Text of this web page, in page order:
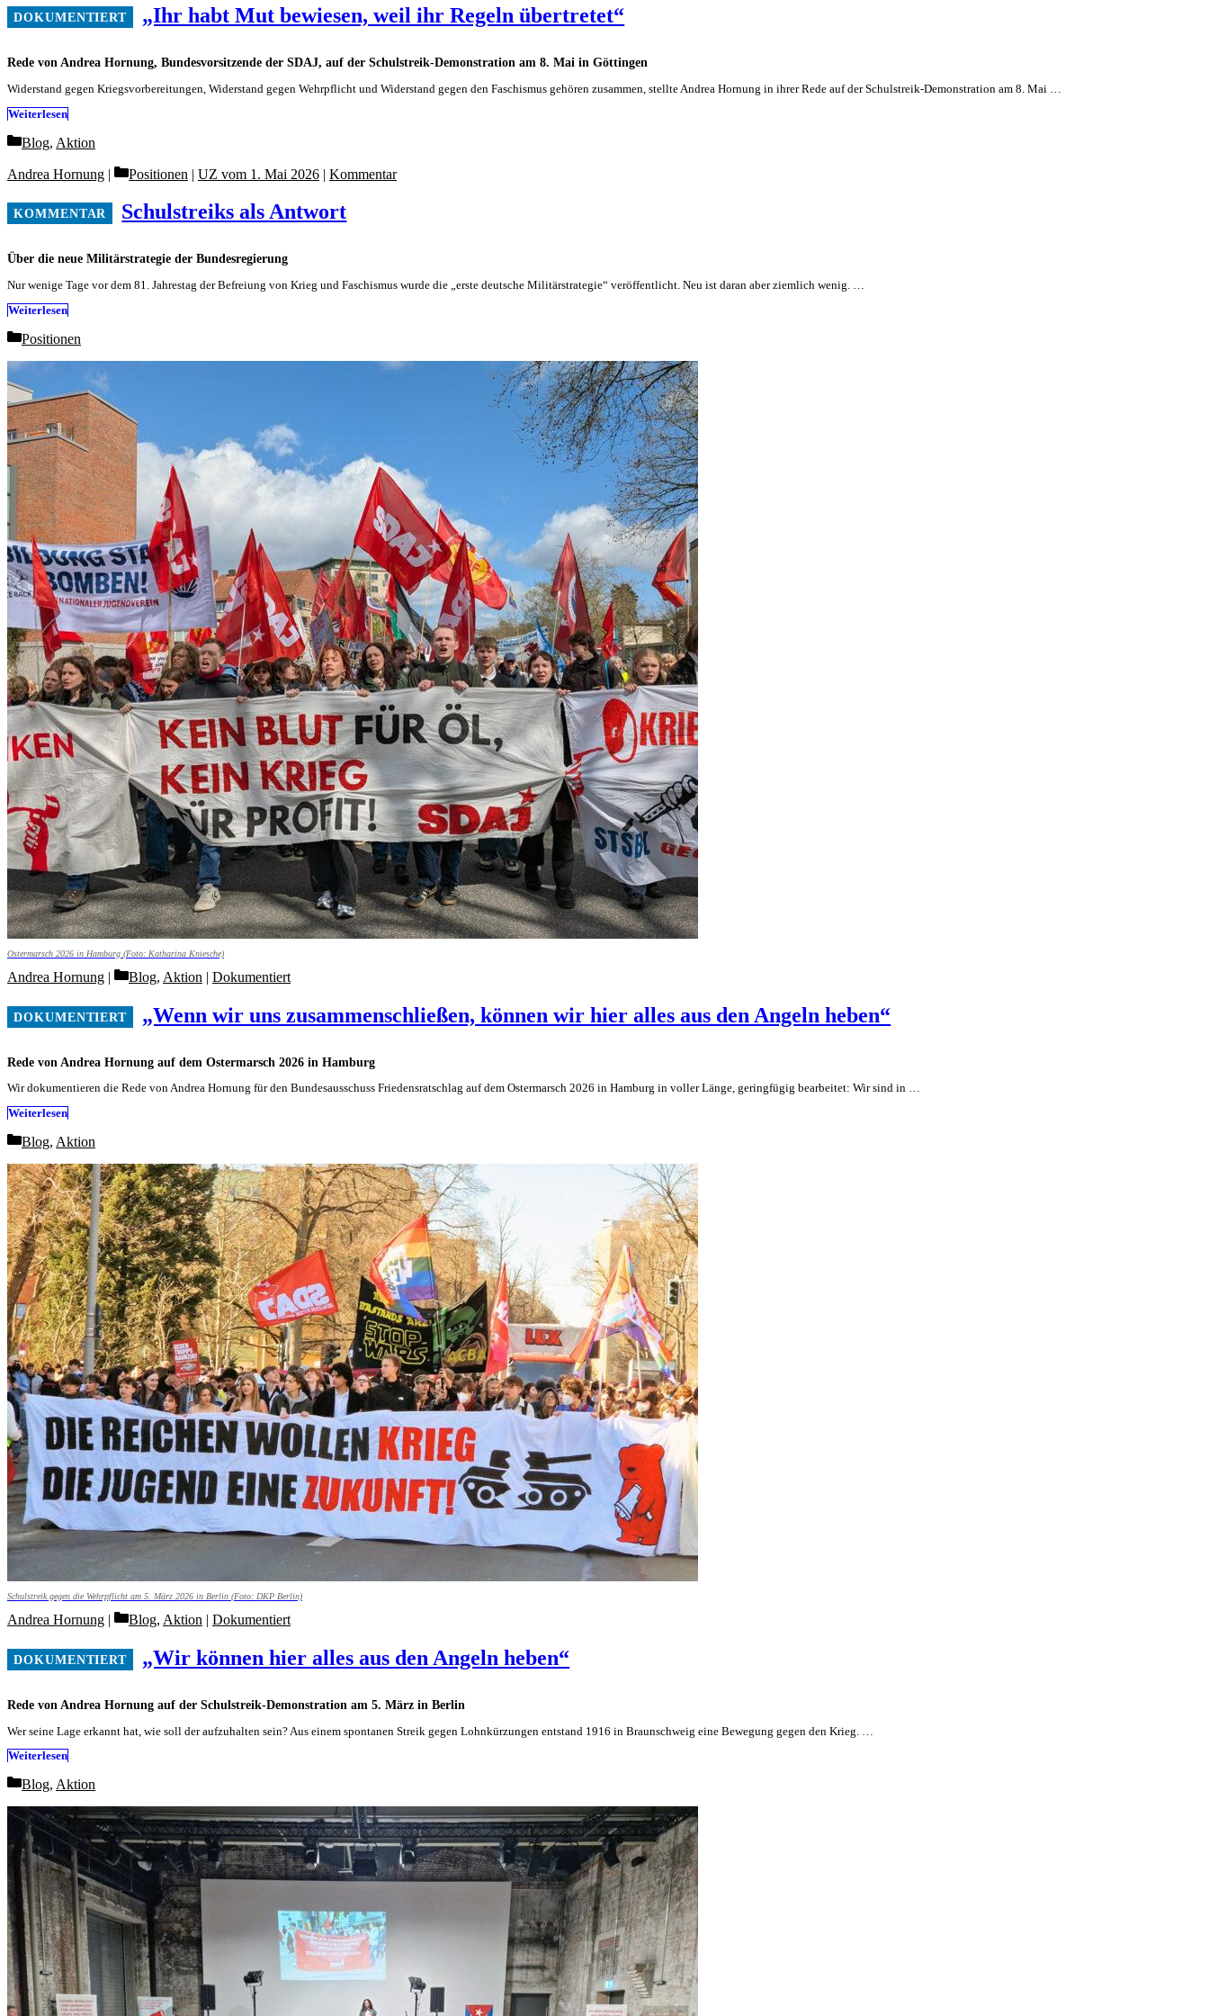
Rede von Andrea Hornung, Bundesvorsitzende der SDAJ, auf der Schulstreik-Demonstration am 8. Mai in Göttingen
„Ihr habt Mut bewiesen, weil ihr Regeln übertretet“
Widerstand gegen Kriegsvorbereitungen, Widerstand gegen Wehrpflicht und Widerstand gegen den Faschismus gehören zusammen, stellte Andrea Hornung in ihrer Rede auf der Schulstreik-Demonstration am 8. Mai …
Weiterlesen
Categories
Blog, Aktion
Über die neue Militärstrategie der Bundesregierung
Schulstreiks als Antwort
Andrea Hornung Categories
Positionen | UZ vom 1. Mai 2026 | Kommentar
Nur wenige Tage vor dem 81. Jahrestag der Befreiung von Krieg und Faschismus wurde die „erste deutsche Militärstrategie“ veröffentlicht. Neu ist daran aber ziemlich wenig. …
Weiterlesen
Categories
Positionen
Ostermarsch 2026 in Hamburg (Foto: Katharina Kniesche)
Rede von Andrea Hornung auf dem Ostermarsch 2026 in Hamburg
„Wenn wir uns zusammenschließen, können wir hier alles aus den Angeln heben“
Andrea Hornung Categories
Blog, Aktion | Dokumentiert
Wir dokumentieren die Rede von Andrea Hornung für den Bundesausschuss Friedensratschlag auf dem Ostermarsch 2026 in Hamburg in voller Länge, geringfügig bearbeitet: Wir sind in …
Weiterlesen
Categories
Blog, Aktion
Schulstreik gegen die Wehrpflicht am 5. März 2026 in Berlin (Foto: DKP Berlin)
Rede von Andrea Hornung auf der Schulstreik-Demonstration am 5. März in Berlin
„Wir können hier alles aus den Angeln heben“
Andrea Hornung Categories
Blog, Aktion | Dokumentiert
Wer seine Lage erkannt hat, wie soll der aufzuhalten sein? Aus einem spontanen Streik gegen Lohnkürzungen entstand 1916 in Braunschweig eine Bewegung gegen den Krieg. …
Weiterlesen
Categories
Blog, Aktion